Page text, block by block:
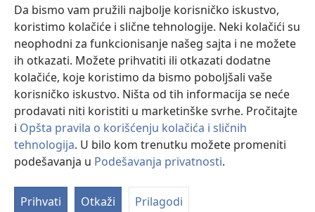
Da bismo vam pružili najbolje korisničko iskustvo,
koristimo kolačiće i slične tehnologije. Neki kolačići su
neophodni za funkcionisanje našeg sajta i ne možete
ih otkazati. Možete prihvatiti ili otkazati dodatne
kolačiće, koje koristimo da bismo poboljšali vaše
korisničko iskustvo. Ništa od tih informacija se neće
prodavati niti koristiti u marketinške svrhe. Pročitajte
i Opšta pravila o korišćenju kolačića i sličnih
tehnologija. U bilo kom trenutku možete promeniti
podešavanja u Podešavanja privatnosti.
Prihvati Otkaži Prilagodi
novi
prozor)JW Hub
(otvara
novi
prozor)
®
Watchtower Library®
Copyright© 2026 Watch Tower Bible and Tract Society of Pennsylvania.
PRAVILA KORIŠĆENJA|PRIVATNOST| PODEŠAVANjE PRIVATNOSTI